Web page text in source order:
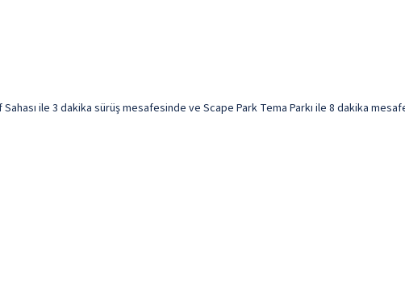
ile 3 dakika sürüş mesafesinde ve Scape Park Tema Parkı ile 8 dakika